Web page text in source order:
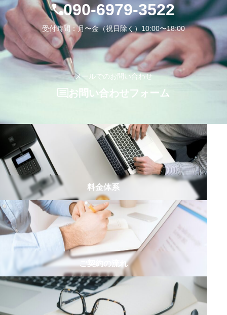
090-6979-3522
受付時間：月〜金（祝日除く）10:00〜18:00
メールでのお問い合わせ
お問い合わせフォーム
料金体系
ご契約の流れ